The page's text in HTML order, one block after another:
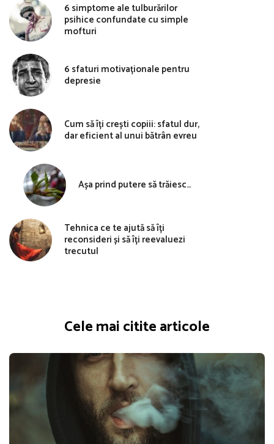
6 simptome ale tulburărilor
psihice confundate cu simple
mofturi
6 sfaturi motivaționale pentru
depresie
Cum să îți crești copiii: sfatul dur,
dar eficient al unui bătrân evreu
Așa prind putere să trăiesc…
Tehnica ce te ajută să îți
reconsideri și să îți reevaluezi
trecutul
Cele mai citite articole